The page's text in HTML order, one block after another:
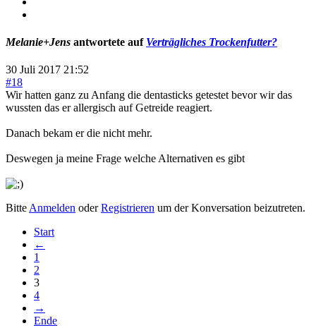
Melanie+Jens antwortete auf Verträgliches Trockenfutter?
30 Juli 2017 21:52
#18
Wir hatten ganz zu Anfang die dentasticks getestet bevor wir das
wussten das er allergisch auf Getreide reagiert.
Danach bekam er die nicht mehr.
Deswegen ja meine Frage welche Alternativen es gibt
Bitte Anmelden oderRegistrieren um der Konversation beizutreten.
Start
←
1
2
3
4
→
Ende